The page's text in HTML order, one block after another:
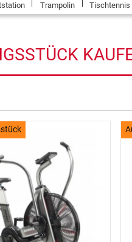
Trampolin Tischtennis